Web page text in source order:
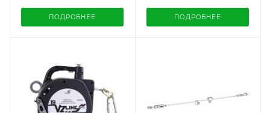
ПОДРОБНЕЕ ПОДРОБНЕЕ